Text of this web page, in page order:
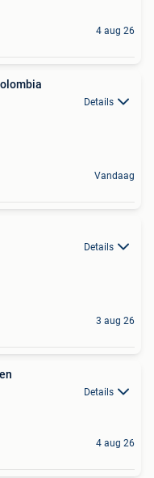
4 aug 26
Details
Vandaag
Details
3 aug 26
Details
4 aug 26